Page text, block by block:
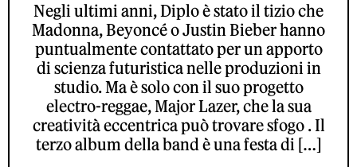
Negli ultimi anni, Diplo è stato il tizio che
Madonna, Beyoncé o Justin Bieber hanno
puntualmente contattato per un apporto
di scienza futuristica nelle produzioni in
studio. Ma è solo con il suo progetto
electro-reggae, Major Lazer, che la sua
creatività eccentrica può trovare sfogo . Il
terzo album della band è una festa di […]